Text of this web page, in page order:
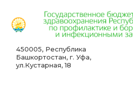
450005, Республика
Башкортостан, г. Уфа,
ул.Кустарная, 18